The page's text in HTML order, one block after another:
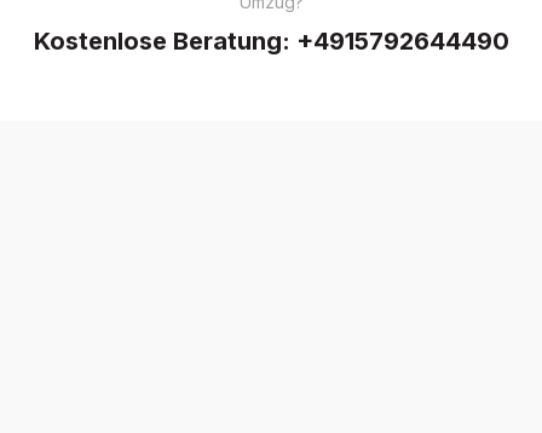
Kostenlose Beratung: +4915792644490